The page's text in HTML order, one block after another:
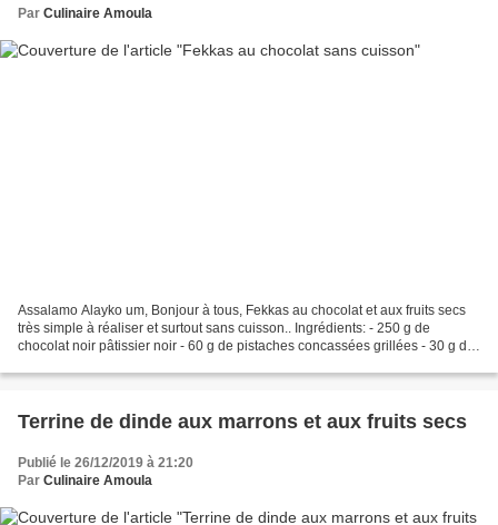
Par Culinaire Amoula
Assalamo Alayko um, Bonjour à tous, Fekkas au chocolat et aux fruits secs
très simple à réaliser et surtout sans cuisson.. Ingrédients: - 250 g de
chocolat noir pâtissier noir - 60 g de pistaches concassées grillées - 30 g de
Terrine de dinde aux marrons et aux fruits secs
Publié le 26/12/2019 à 21:20
Par Culinaire Amoula